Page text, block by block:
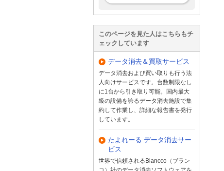
このページを見た人はこちらもチ
ェックしています
データ消去＆買取サービス
データ消去および買い取りも行う法
人向けサービスです。台数制限なし
に1台から引き取り可能。国内最大
級の設備を誇るデータ消去施設で集
約して作業し、詳細な報告書を発行
しています。
たよれーる データ消去サー
ビス
世界で信頼されるBlancco（ブラン